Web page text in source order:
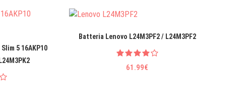
5 16AKP10
Batteria Lenovo L24M3PF2 / L24M3PF2
61.99€